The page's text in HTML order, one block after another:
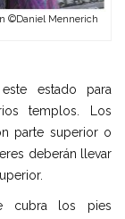
©Daniel Mennerich
estado para
templos. Los
parte superior o
deberán llevar
cubra los pies